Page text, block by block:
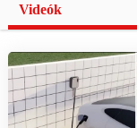
Videók